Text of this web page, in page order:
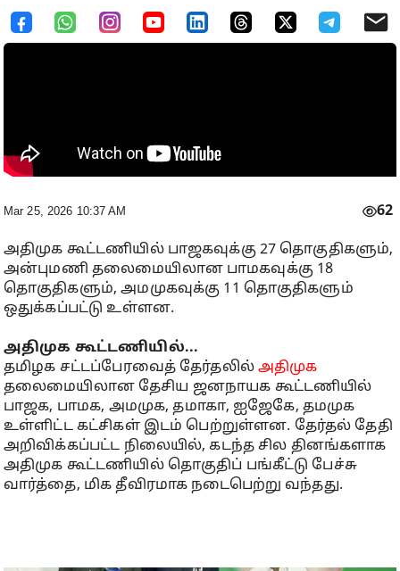
Mar 25, 2026 10:37 AM 62
அதிமுக கூட்டணியில் பாஜகவுக்கு 27 தொகுதிகளும்,
அன்புமணி தலைமையிலான பாமகவுக்கு 18
தொகுதிகளும், அமமுகவுக்கு 11 தொகுதிகளும்
ஒதுக்கப்பட்டு உள்ளன.
அதிமுக கூட்டணியில்...
தமிழக சட்டப்பேரவைத் தேர்தலில்அதிமுக
தலைமையிலான தேசிய ஜனநாயக கூட்டணியில்
பாஜக, பாமக, அமமுக, தமாகா, ஐஜேகே, தமமுக
உள்ளிட்ட கட்சிகள் இடம் பெற்றுள்ளன. தேர்தல் தேதி
அறிவிக்கப்பட்ட நிலையில், கடந்த சில தினங்களாக
அதிமுக கூட்டணியில் தொகுதிப் பங்கீட்டு பேச்சு
வார்த்தை, மிக தீவிரமாக நடைபெற்று வந்தது.